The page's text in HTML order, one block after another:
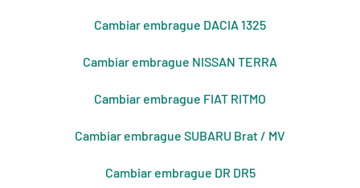
Cambiar embrague DACIA 1325
Cambiar embrague NISSAN TERRA
Cambiar embrague FIAT RITMO
Cambiar embrague SUBARU Brat / MV
Cambiar embrague DR DR5